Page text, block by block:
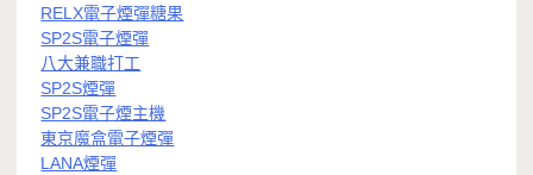
RELX電子煙彈糖果
SP2S電子煙彈
八大兼職打工
SP2S煙彈
SP2S電子煙主機
東京魔盒電子煙彈
LANA煙彈